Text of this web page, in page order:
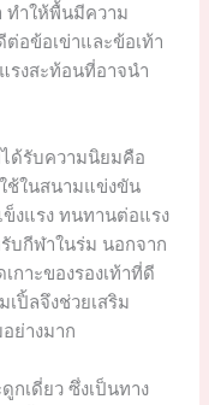
ทำให้พื้นมีความ
อข้อเข่าและข้อเท้า
รงสะท้อนที่อาจนำ
ด้รับความนิยมคือ
ช้ในสนามแข่งขัน
ข็งแรง ทนทานต่อแรง
บกีฬาในร่ม นอกจาก
กาะของรองเท้าที่ดี
เปิ้ลจึงช่วยเสริม
ย่างมาก
เดี่ยว ซึ่งเป็นทาง